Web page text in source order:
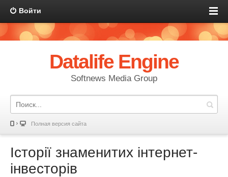
Войти
Datalife Engine
Softnews Media Group
Полная версия сайта
Історії знаменитих інтернет-
інвесторів